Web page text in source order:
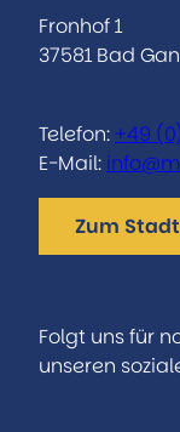
Fronhof 1
37581 Bad
Telefon: +49
E-Mail:
Zum
Folgt uns für
unseren